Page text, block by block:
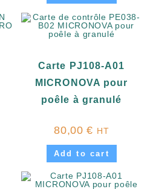
Carte PJ108-A01
MICRONOVA pour
poêle à granulé
80,00€ HT
Add to cart